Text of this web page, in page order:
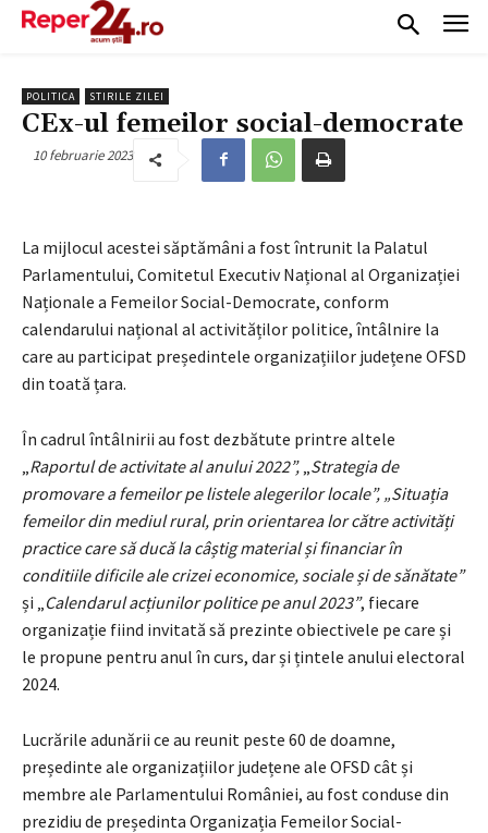
POLITICA STIRILE ZILEI
CEx-ul femeilor social-democrate
10 februarie 2023
La mijlocul acestei săptămâni a fost întrunit la Palatul
Parlamentului, Comitetul Executiv Național al Organizației
Naționale a Femeilor Social-Democrate, conform
calendarului național al activităților politice, întâlnire la
care au participat președintele organizațiilor județene OFSD
din toată țara.
În cadrul întâlnirii au fost dezbătute printre altele
Raportul de activitate al anului 2022”, Strategia de
promovare a femeilor pe listele alegerilor locale”, „Situația
femeilor din mediul rural, prin orientarea lor către activități
practice care să ducă la câștig material și financiar în
conditiile dificile ale crizei economice, sociale și de sănătate”
și „ Calendarul acțiunilor politice pe anul 2023”, fiecare
organizație fiind invitată să prezinte obiectivele pe care și
le propune pentru anul în curs, dar și țintele anului electoral
2024.
Lucrările adunării ce au reunit peste 60 de doamne,
președinte ale organizațiilor județene ale OFSD cât și
membre ale Parlamentului României, au fost conduse din
prezidiu de președinta Organizația Femeilor Social-